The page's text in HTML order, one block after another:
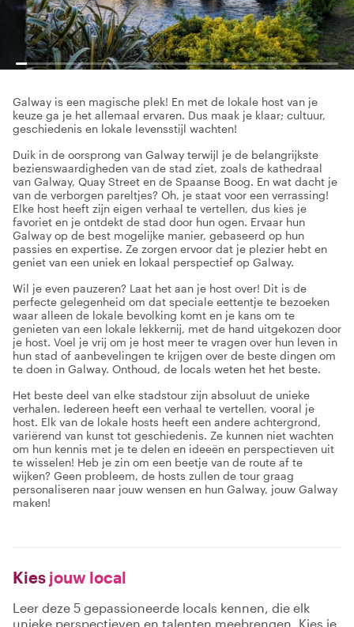
Galway is een magische plek! En met de lokale host van je
keuze ga je het allemaal ervaren. Dus maak je klaar; cultuur,
geschiedenis en lokale levensstijl wachten!
Duik in de oorsprong van Galway terwijl je de belangrijkste
bezienswaardigheden van de stad ziet, zoals de kathedraal
van Galway, Quay Street en de Spaanse Boog. En wat dacht je
van de verborgen pareltjes? Oh, je staat voor een verrassing!
Elke host heeft zijn eigen verhaal te vertellen, dus kies je
favoriet en je ontdekt de stad door hun ogen. Ervaar hun
Galway op de best mogelijke manier, gebaseerd op hun
passies en expertise. Ze zorgen ervoor dat je plezier hebt en
geniet van een uniek en lokaal perspectief op Galway.
Wil je even pauzeren? Laat het aan je host over! Dit is de
perfecte gelegenheid om dat speciale eettentje te bezoeken
waar alleen de lokale bevolking komt en je kans om te
genieten van een lokale lekkernij, met de hand uitgekozen door
je host. Voel je vrij om je host meer te vragen over hun leven in
hun stad of aanbevelingen te krijgen over de beste dingen om
te doen in Galway. Onthoud, de locals weten het het beste.
Het beste deel van elke stadstour zijn absoluut de unieke
verhalen. Iedereen heeft een verhaal te vertellen, vooral je
host. Elk van de lokale hosts heeft een andere achtergrond,
variërend van kunst tot geschiedenis. Ze kunnen niet wachten
om hun kennis met je te delen en ideeën en perspectieven uit
te wisselen! Heb je zin om een beetje van de route af te
wijken? Geen probleem, de hosts zullen de tour graag
personaliseren naar jouw wensen en hun Galway, jouw Galway
maken!
Kies jouw local
Leer deze 5 gepassioneerde locals kennen, die elk
unieke perspectieven en talenten meebrengen. Kies je